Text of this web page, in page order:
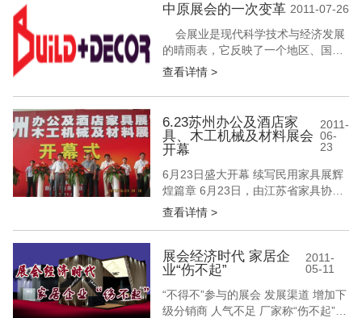
业知名企业柔然参加了两大展会，并
上海展开，汇聚了600多家企业参
展，吸引了行业内...
中原展会的一次变革 2011-07-26
会展业是现代科学技术与经济发展
的晴雨表，它反映了一个地区、国家
乃至全球科学技术和经济发展的历
每年以20%的速度持续快速发展。
2008年全国会展活动项目总量达20万
个，经贸展览会的总量达到4490个，
展览会展出总面积为4517万平方米，
查看详情 >
6.23苏州办公及酒店家
具、木工机械及材料展会
开幕
2011-
06-
23
6月23日盛大开幕 续写民用家具展辉
煌篇章 6月23日，由江苏省家具协
会、苏州市家具协会、蠡口家具协
及材料展览会于苏州工业园区国际博
览中心隆重开幕。 开幕式 中国家具
协会理事长朱长岭、江苏省家具协会
会长冯建...
查看详情 >
展会经济时代 家居企
业“伤不起”
2011-
05-11
“不得不”参与的展会 发展渠道 增加下
级分销商 人气不足 厂家称“伤不起”